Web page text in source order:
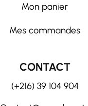
Mon panier
Mes commandes
CONTACT
(+216) 39 104 904